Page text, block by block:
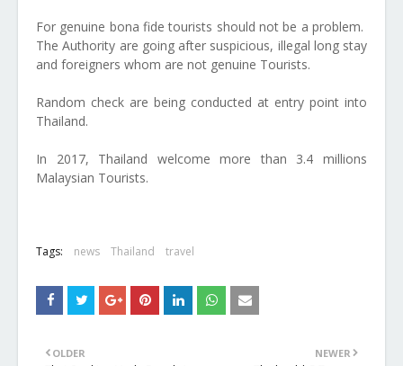
For genuine bona fide tourists should not be a problem.
The Authority are going after suspicious, illegal long stay
and foreigners whom are not genuine Tourists.
Random check are being conducted at entry point into
Thailand.
In 2017, Thailand welcome more than 3.4 millions
Malaysian Tourists.
Tags: news Thailand travel
NEWER
OLDER